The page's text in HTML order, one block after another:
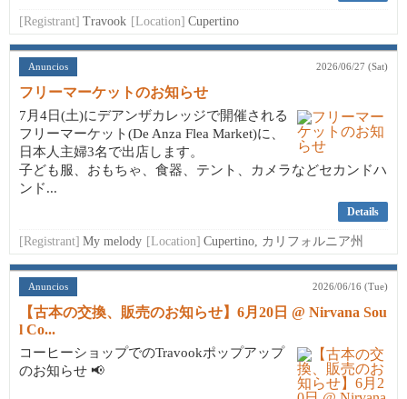
[Registrant] Travook [Location] Cupertino
Anuncios 2026/06/27 (Sat)
フリーマーケットのお知らせ
7月4日(土)にデアンザカレッジで開催される
フリーマーケット(De Anza Flea Market)に、
日本人主婦3名で出店します。
子ども服、おもちゃ、食器、テント、カメラなどセカンドハ
ンド...
Details
[Registrant] My melody [Location] Cupertino, カリフォルニア州
Anuncios 2026/06/16 (Tue)
【古本の交換、販売のお知らせ】6月20日 @ Nirvana Sou
l Co...
コーヒーショップでのTravookポップアップ
のお知らせ 📢